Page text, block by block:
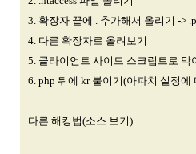
3. 확장자 끝에 . 추가해서 올리기 ->
4. 다른 확장자로 올려보기
5. 클라이언트 사이드 스크립트로 막
6. php 뒤에 kr 붙이기(아파치 설정
다른 해킹법(소스 보기)